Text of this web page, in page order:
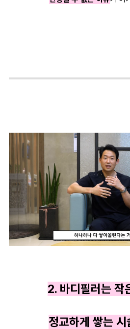
2. 바디필러는 작
정교하게 쌓는 시